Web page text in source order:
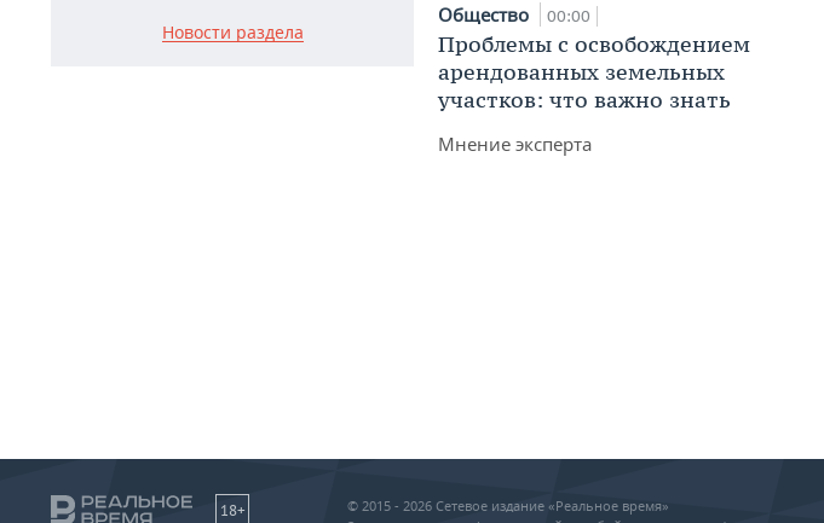
Новости раздела
Общество 00:00
Проблемы с освобождением
арендованных земельных
участков: что важно знать
Мнение эксперта
18+
© 2015 - 2026 Сетевое издание «Реальное время»